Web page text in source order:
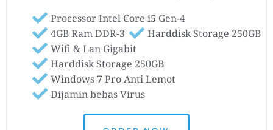
Processor Intel Core i5 Gen-4
4GB Ram DDR-3
Harddisk Storage 250GB
Wifi & Lan Gigabit
Harddisk Storage 250GB
Windows 7 Pro Anti Lemot
Dijamin bebas Virus